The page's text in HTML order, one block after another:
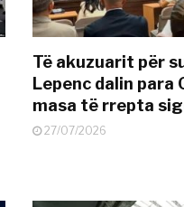
Të akuzuarit për
Lepenc dalin para
masa të rrepta
27/07/2026